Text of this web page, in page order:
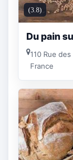
(3.8)
Du pain
110 Rue
France